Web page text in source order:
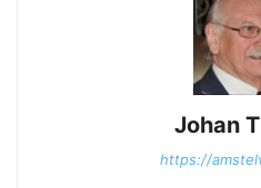
Johan
https://